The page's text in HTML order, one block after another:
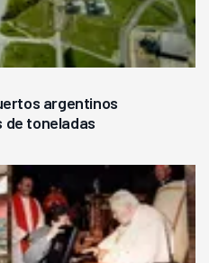
argentinos
de toneladas